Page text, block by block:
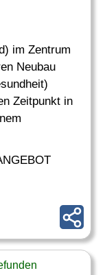
im Zentrum
Neubau
Zeitpunkt in